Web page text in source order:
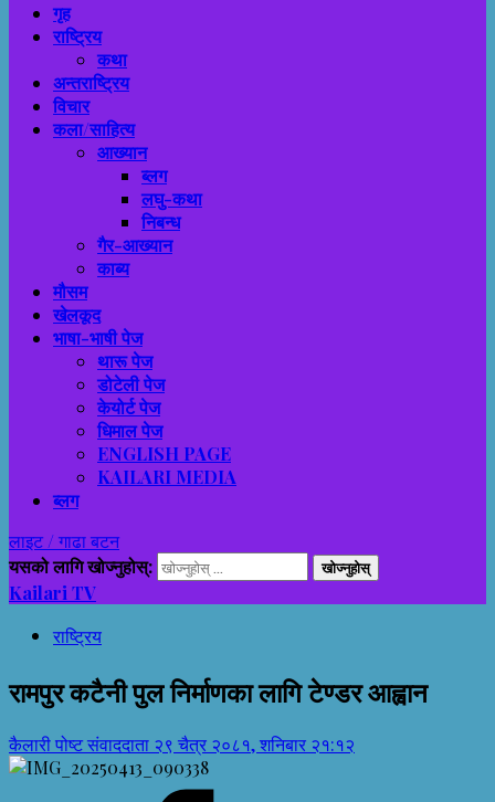
गृह
राष्ट्रिय
कथा
अन्तराष्ट्रिय
विचार
कला/साहित्य
आख्यान
ब्लग
लघु-कथा
निबन्ध
गैर-आख्यान
काब्य
मौसम
खेलकूद
भाषा-भाषी पेज
थारू पेज
डोटेली पेज
केयोर्ट पेज
धिमाल पेज
ENGLISH PAGE
KAILARI MEDIA
ब्लग
लाइट / गाढा बटन
यसको लागि खोज्नुहोस्:
Kailari TV
राष्ट्रिय
रामपुर कटैनी पुल निर्माणका लागि टेण्डर आह्वान
कैलारी पोष्ट संवाददाता २९ चैत्र २०८१, शनिबार २१:१२